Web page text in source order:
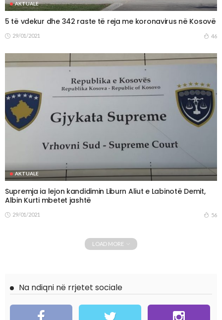
AKTUALE
5 të vdekur dhe 342 raste të reja me koronavirus në Kosovë
29/01/2021 46
AKTUALE
Supremja ia lejon kandidimin Liburn Aliut e Labinotë Demit,
Albin Kurti mbetet jashtë
29/01/2021 56
LOAD MORE
Na ndiqni në rrjetet sociale